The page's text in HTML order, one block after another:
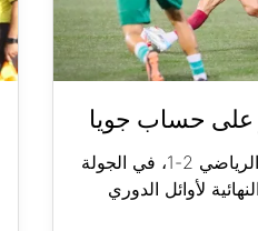
على حساب جويا
فوز الأنصار على جويا الرياضي 2-1، في الجولة
لأوائل الدوري